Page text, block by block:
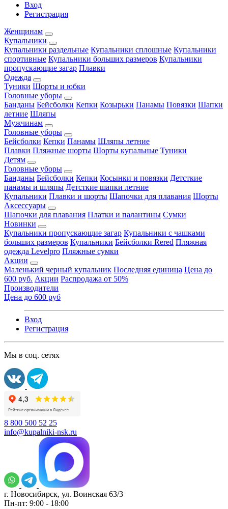
Вход
Регистрация
Женщинам
Купальники
Купальники раздельные Купальники сплошные Купальники
спортивные Купальники больших размеров Купальники
пропускающие загар Плавки
Одежда
Туники Шорты и юбки
Головные уборы
Банданы Бейсболки Кепки Козырьки Панамы Повязки Шапки
летние Шляпы
Мужчинам
Головные уборы
Бейсболки Кепки Панамы Шляпы летние
Плавки Пляжные шорты Шорты купальные Туники
Детям
Головные уборы
Банданы Бейсболки Кепки Косынки и повязки Детсткие
панамы и шляпы Детсткие шапки летние
Купальники Плавки и шорты Шапочки для плавания Шорты
Аксессуары
Шапочки для плавания Платки и палантины Сумки
Новинки
Купальники пропускающие загар Купальники с чашками
больших размеров Купальники Бейсболки Rered Пляжная
одежда Levelpro Пляжные сумки
Акции
Маленький черный купальник Последняя единица Цена до
600 руб. Акции Распродажа от 50%
Производители
Цена до 600 руб
Вход
Регистрация
Мы в соц. сетях
8 800 500 52 25
info@kupalniki-nsk.ru
г. Новосибирск, ул. Воинская 63/3
Пн-пт: 9:00 - 18:00